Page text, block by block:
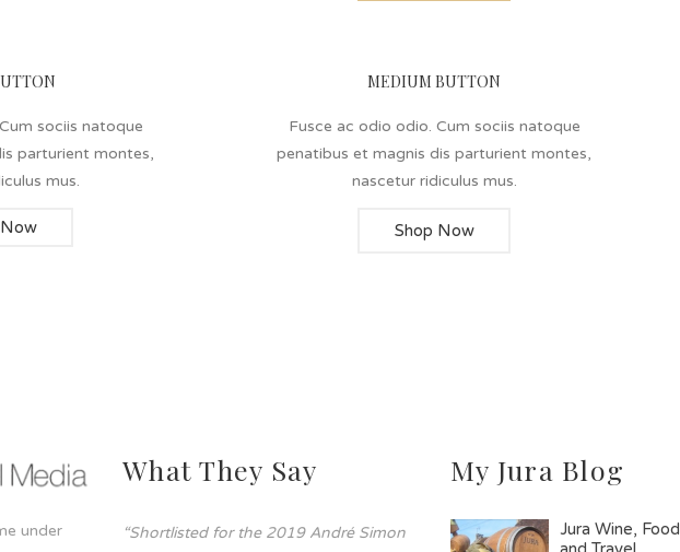
sociis natoque
parturient montes,
mus.
MEDIUM BUTTON
Fusce ac odio odio. Cum sociis natoque
penatibus et magnis dis parturient montes,
nascetur ridiculus mus.
Shop Now
under
What They Say
“Shortlisted for the 2019 André Simon
My Jura Blog
Jura Wine, Food